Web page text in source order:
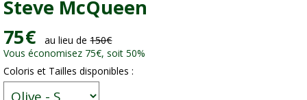
Steve McQueen
75€ au lieu de150€
Vous économisez 75€, soit 50%
Coloris et Tailles disponibles :